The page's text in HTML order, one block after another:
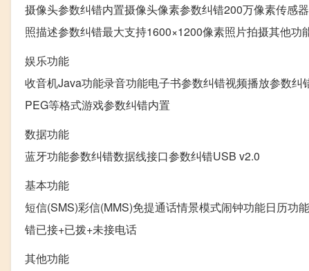
摄像头参数纠错内置摄像头像素参数纠错200万像素传感
照描述参数纠错最大支持1600×1200像素照片拍摄其他
娱乐功能
收音机Java功能录音功能电子书参数纠错视频播放参数
PEG等格式游戏参数纠错内置
数据功能
蓝牙功能参数纠错数据线接口参数纠错USB v2.0
基本功能
短信(SMS)彩信(MMS)免提通话情景模式闹钟功能日历功
错已接+已拨+未接电话
其他功能